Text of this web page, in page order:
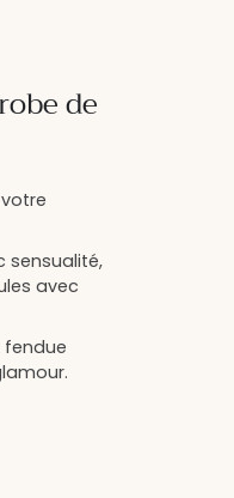
de
sensualité,
avec
fendue